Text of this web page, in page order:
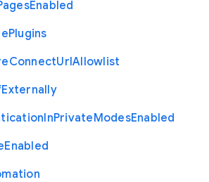
Enabled
Plugins
ConnectUrlAllowlist
Externally
InPrivateModesEnabled
Enabled